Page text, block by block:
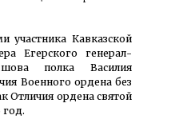
участника Кавказской
Егерского генерал-
полка Василия
Военного ордена без
Отличия ордена святой